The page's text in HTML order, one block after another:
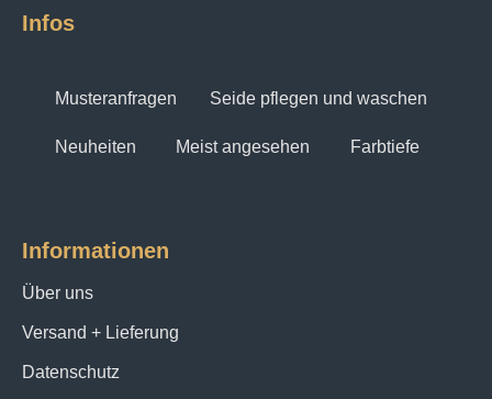
Infos
Musteranfragen Seide pflegen und waschen
Neuheiten Meist angesehen Farbtiefe
Informationen
Über uns
Versand + Lieferung
Datenschutz